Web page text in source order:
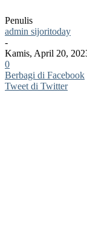
Penulis
admin sijoritoday
-
Kamis, April 20,
0
Berbagi di Facebook
Tweet di Twitter